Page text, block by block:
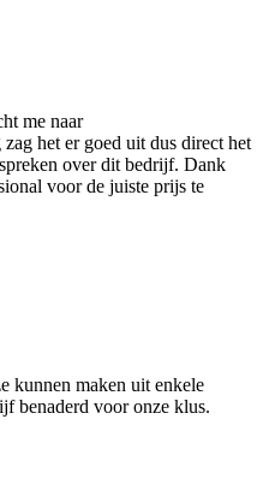
me naar
het er goed uit dus direct het
over dit bedrijf. Dank
voor de juiste prijs te
kunnen maken uit enkele
benaderd voor onze klus.